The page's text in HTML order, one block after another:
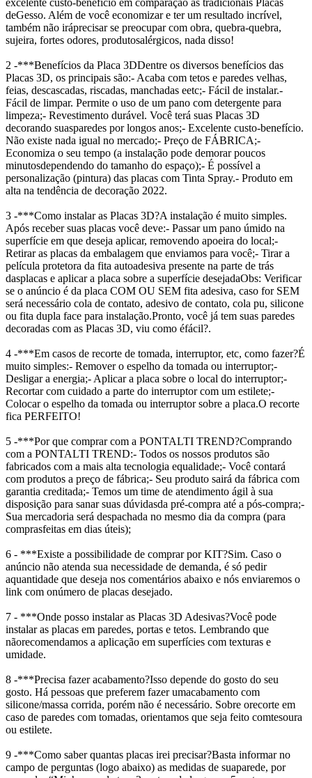
excelente custo-benefício em comparação às tradicionais Placas
deGesso. Além de você economizar e ter um resultado incrível,
também não iráprecisar se preocupar com obra, quebra-quebra,
sujeira, fortes odores, produtosalérgicos, nada disso!
2 -***Benefícios da Placa 3DDentre os diversos benefícios das
Placas 3D, os principais são:- Acaba com tetos e paredes velhas,
feias, descascadas, riscadas, manchadas eetc;- Fácil de instalar.-
Fácil de limpar. Permite o uso de um pano com detergente para
limpeza;- Revestimento durável. Você terá suas Placas 3D
decorando suasparedes por longos anos;- Excelente custo-benefício.
Não existe nada igual no mercado;- Preço de FÁBRICA;-
Economiza o seu tempo (a instalação pode demorar poucos
minutosdependendo do tamanho do espaço);- É possível a
personalização (pintura) das placas com Tinta Spray.- Produto em
alta na tendência de decoração 2022.
3 -***Como instalar as Placas 3D?A instalação é muito simples.
Após receber suas placas você deve:- Passar um pano úmido na
superfície em que deseja aplicar, removendo apoeira do local;-
Retirar as placas da embalagem que enviamos para você;- Tirar a
película protetora da fita autoadesiva presente na parte de trás
dasplacas e aplicar a placa sobre a superfície desejadaObs: Verificar
se o anúncio é da placa COM OU SEM fita adesiva, caso for SEM
será necessário cola de contato, adesivo de contato, cola pu, silicone
ou fita dupla face para instalação.Pronto, você já tem suas paredes
decoradas com as Placas 3D, viu como éfácil?.
4 -***Em casos de recorte de tomada, interruptor, etc, como fazer?É
muito simples:- Remover o espelho da tomada ou interruptor;-
Desligar a energia;- Aplicar a placa sobre o local do interruptor;-
Recortar com cuidado a parte do interruptor com um estilete;-
Colocar o espelho da tomada ou interruptor sobre a placa.O recorte
fica PERFEITO!
5 -***Por que comprar com a PONTALTI TREND?Comprando
com a PONTALTI TREND:- Todos os nossos produtos são
fabricados com a mais alta tecnologia equalidade;- Você contará
com produtos a preço de fábrica;- Seu produto sairá da fábrica com
garantia creditada;- Temos um time de atendimento ágil à sua
disposição para sanar suas dúvidasda pré-compra até a pós-compra;-
Sua mercadoria será despachada no mesmo dia da compra (para
comprasfeitas em dias úteis);
6 - ***Existe a possibilidade de comprar por KIT?Sim. Caso o
anúncio não atenda sua necessidade de demanda, é só pedir
aquantidade que deseja nos comentários abaixo e nós enviaremos o
link com onúmero de placas desejado.
7 - ***Onde posso instalar as Placas 3D Adesivas?Você pode
instalar as placas em paredes, portas e tetos. Lembrando que
nãorecomendamos a aplicação em superfícies com texturas e
umidade.
8 -***Precisa fazer acabamento?Isso depende do gosto do seu
gosto. Há pessoas que preferem fazer umacabamento com
silicone/massa corrida, porém não é necessário. Sobre orecorte em
caso de paredes com tomadas, orientamos que seja feito comtesoura
ou estilete.
9 -***Como saber quantas placas irei precisar?Basta informar no
campo de perguntas (logo abaixo) as medidas de suaparede, por